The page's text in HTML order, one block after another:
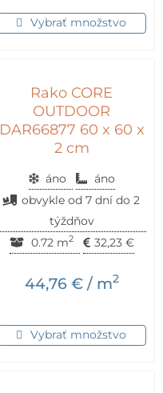
Vybrať množstvo
Rako CORE
OUTDOOR
DAR66877 60 x 60 x
2 cm
áno
áno
obvykle od 7 dní do 2
týždňov
0.72 m2 32,23 €
44,76 €/ m2
Vybrať množstvo